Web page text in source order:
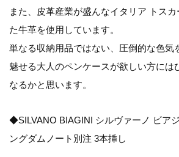
また、皮革産業が盛んなイタリア トス
た牛革を使用しています。
単なる収納用品ではない、圧倒的な色気
魅せる大人のペンケースが欲しい方には
なるかと思います。
◆SILVANO BIAGINI シルヴァーノ ビア
ングダムノート別注 3本挿し